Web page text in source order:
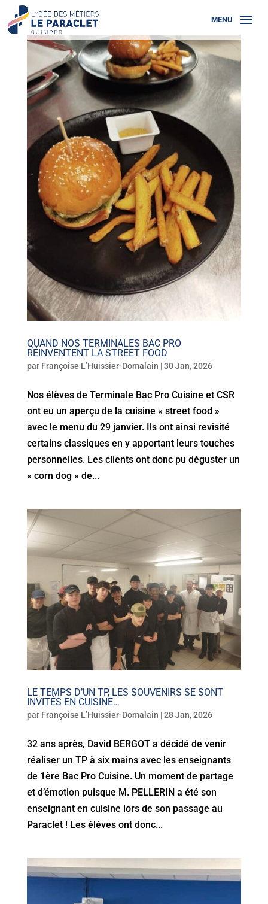
QUAND NOS TERMINALES BAC PRO
RÉINVENTENT LA STREET FOOD
par Françoise L’Huissier-Domalain |30 Jan, 2026
Nos élèves de Terminale Bac Pro Cuisine et CSR
ont eu un aperçu de la cuisine « street food »
avec le menu du 29 janvier. Ils ont ainsi revisité
certains classiques en y apportant leurs touches
personnelles. Les clients ont donc pu déguster un
« corn dog » de...
LE TEMPS D’UN TP, LES SOUVENIRS SE SONT
INVITÉS EN CUISINE…
par Françoise L’Huissier-Domalain |28 Jan, 2026
32 ans après, David BERGOT a décidé de venir
réaliser un TP à six mains avec les enseignants
de 1ère Bac Pro Cuisine. Un moment de partage
et d’émotion puisque M. PELLERIN a été son
enseignant en cuisine lors de son passage au
Paraclet ! Les élèves ont donc...